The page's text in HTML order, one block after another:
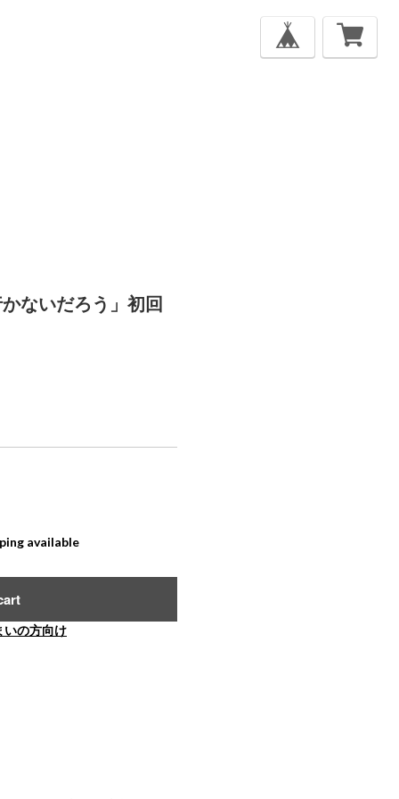
ないだろう」初回
available
いの方向け